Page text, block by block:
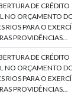
DE CRÉDITO
NO ORÇAMENTO DO
RIOS PARA O
PROVIDÊNCIAS...
DE CRÉDITO
NO ORÇAMENTO DO
RIOS PARA O
PROVIDÊNCIAS...